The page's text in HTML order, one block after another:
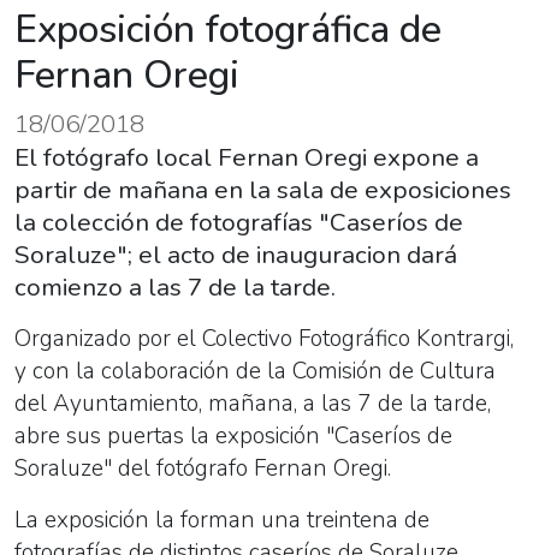
Exposición fotográfica de
Fernan Oregi
18/06/2018
El fotógrafo local Fernan Oregi expone a
partir de mañana en la sala de exposiciones
la colección de fotografías "Caseríos de
Soraluze"; el acto de inauguracion dará
comienzo a las 7 de la tarde.
Organizado por el Colectivo Fotográfico Kontrargi,
y con la colaboración de la Comisión de Cultura
del Ayuntamiento, mañana, a las 7 de la tarde,
abre sus puertas la exposición "Caseríos de
Soraluze" del fotógrafo Fernan Oregi.
La exposición la forman una treintena de